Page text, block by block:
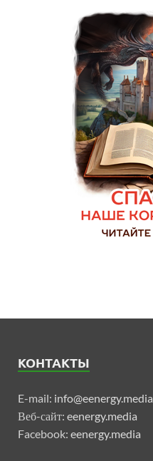
КОНТАКТЫ
E-mail: info@eenergy.media
Веб-сайт: eenergy.media
Facebook: eenergy.media